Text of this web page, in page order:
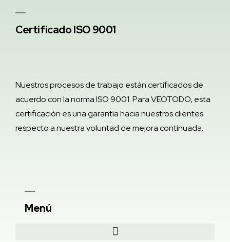
Menú
Certificado ISO 9001
Nuestros procesos de trabajo están certificados de
acuerdo con la norma ISO 9001. Para VEOTODO, esta
certificación es una garantía hacia nuestros clientes
respecto a nuestra voluntad de mejora continuada.